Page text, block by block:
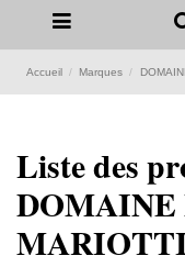
Accueil Marques
Liste des